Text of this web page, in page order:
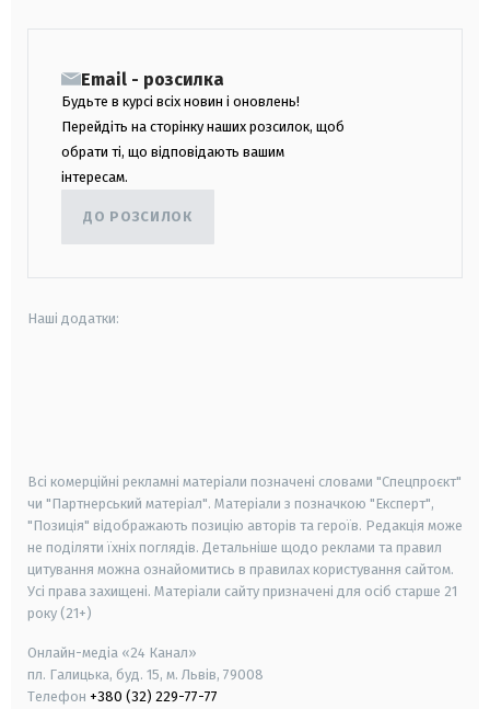
Email - розсилка
Будьте в курсі всіх новин і оновлень!
Перейдіть на сторінку наших розсилок, щоб
обрати ті, що відповідають вашим
інтересам.
ДО РОЗСИЛОК
Наші додатки:
Всі комерційні рекламні матеріали позначені словами "Спецпроєкт"
чи "Партнерський матеріал". Матеріали з позначкою "Експерт",
"Позиція" відображають позицію авторів та героїв. Редакція може
не поділяти їхніх поглядів. Детальніше щодо реклами та правил
цитування можна ознайомитись в правилах користування сайтом.
Усі права захищені. Матеріали сайту призначені для осіб старше 21
року (21+)
Онлайн-медіа «24 Канал»
пл. Галицька, буд. 15, м. Львів, 79008
Телефон +380 (32) 229-77-77